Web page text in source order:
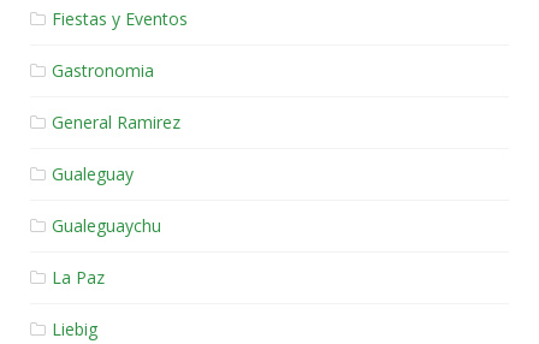
Fiestas y Eventos
Gastronomia
General Ramirez
Gualeguay
Gualeguaychu
La Paz
Liebig